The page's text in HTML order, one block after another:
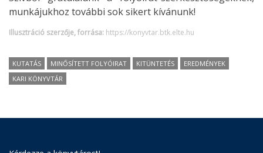
munkájukhoz további sok sikert kívánunk!
Illusztráció szerzője, forrása: https://konyvtar.btk.elte.hu
KUTATÁS MINŐSÍTETT FOLYÓIRAT KITÜNTETÉS
EREDMÉNYEK
KARI KÖNYVTÁR